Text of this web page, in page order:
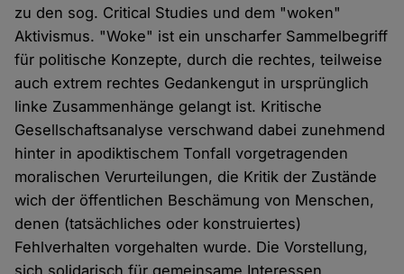
zu den sog. Critical Studies und dem "woken"
Aktivismus. "Woke" ist ein unscharfer Sammelbegriff
für politische Konzepte, durch die rechtes, teilweise
auch extrem rechtes Gedankengut in ursprünglich
linke Zusammenhänge gelangt ist. Kritische
Gesellschaftsanalyse verschwand dabei zunehmend
hinter in apodiktischem Tonfall vorgetragenden
moralischen Verurteilungen, die Kritik der Zustände
wich der öffentlichen Beschämung von Menschen,
denen (tatsächliches oder konstruiertes)
Fehlverhalten vorgehalten wurde. Die Vorstellung,